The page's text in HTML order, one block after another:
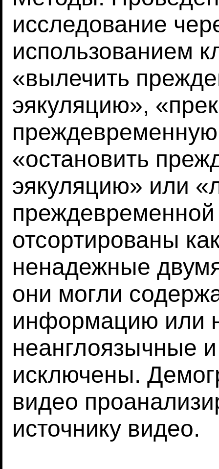
исследование
использованием
«вылечить
эякуляцию»,
«остановить
эякуляцию» или
отсортированы
ненадежные
они могли
информацию или
неанглоязычные
исключены.
видео
источнику видео.